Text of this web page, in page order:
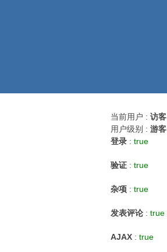
当前用户 : 访客
用户级别 : 游客
登录 : true
验证 : true
杂项 : true
发表评论 : true
AJAX : true